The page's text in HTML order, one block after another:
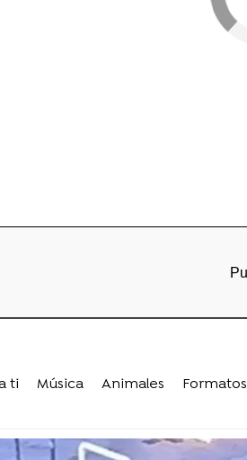
ti Música Animales Formatos